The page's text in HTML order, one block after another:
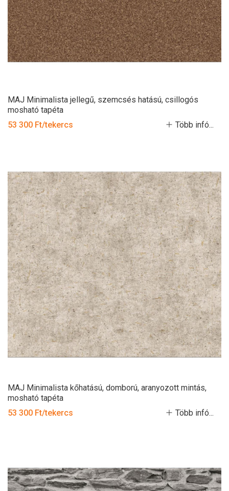
MAJ Minimalista jellegű, szemcsés hatású, csillogós
mosható tapéta
53 300 Ft/tekercs
Több infó...
MAJ Minimalista kőhatású, domború, aranyozott mintás,
mosható tapéta
53 300 Ft/tekercs
Több infó...